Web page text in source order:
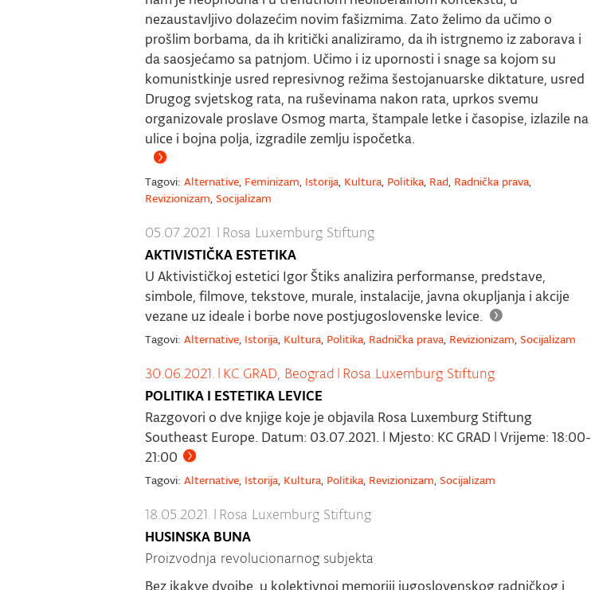
nezaustavljivo dolazećim novim fašizmima. Zato želimo da učimo o
prošlim borbama, da ih kritički analiziramo, da ih istrgnemo iz zaborava i
da saosjećamo sa patnjom. Učimo i iz upornosti i snage sa kojom su
komunistkinje usred represivnog režima šestojanuarske diktature, usred
Drugog svjetskog rata, na ruševinama nakon rata, uprkos svemu
organizovale proslave Osmog marta, štampale letke i časopise, izlazile na
ulice i bojna polja, izgradile zemlju ispočetka.
Tagovi: Alternative, Feminizam, Istorija, Kultura, Politika, Rad, Radnička prava,
Revizionizam, Socijalizam
05.07.2021. | Rosa Luxemburg Stiftung
AKTIVISTIČKA ESTETIKA
U Aktivističkoj estetici Igor Štiks analizira performanse, predstave,
simbole, filmove, tekstove, murale, instalacije, javna okupljanja i akcije
vezane uz ideale i borbe nove postjugoslovenske levice.
Tagovi: Alternative, Istorija, Kultura, Politika, Radnička prava, Revizionizam, Socijalizam
30.06.2021. | KC GRAD, Beograd | Rosa Luxemburg Stiftung
POLITIKA I ESTETIKA LEVICE
Razgovori o dve knjige koje je objavila Rosa Luxemburg Stiftung
Southeast Europe. Datum: 03.07.2021. | Mjesto: KC GRAD | Vrijeme: 18:00-
21:00
Tagovi: Alternative, Istorija, Kultura, Politika, Revizionizam, Socijalizam
18.05.2021. | Rosa Luxemburg Stiftung
HUSINSKA BUNA
Proizvodnja revolucionarnog subjekta
Bez ikakve dvojbe, u kolektivnoj memoriji jugoslovenskog radničkog i